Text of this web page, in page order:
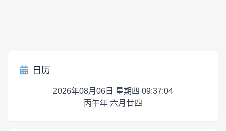
日历
2026年08月06日 星期四 09:37:04
丙午年 六月廿四